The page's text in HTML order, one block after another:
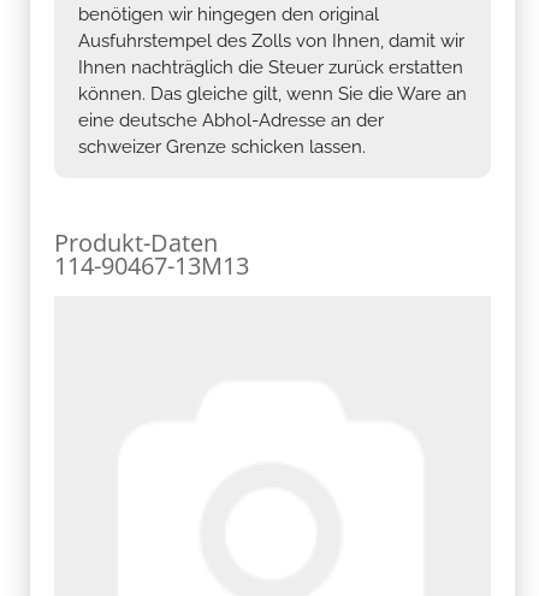
benötigen wir hingegen den original
Ausfuhrstempel des Zolls von Ihnen, damit wir
Ihnen nachträglich die Steuer zurück erstatten
können. Das gleiche gilt, wenn Sie die Ware an
eine deutsche Abhol-Adresse an der
schweizer Grenze schicken lassen.
Produkt-Daten
114-90467-13M13